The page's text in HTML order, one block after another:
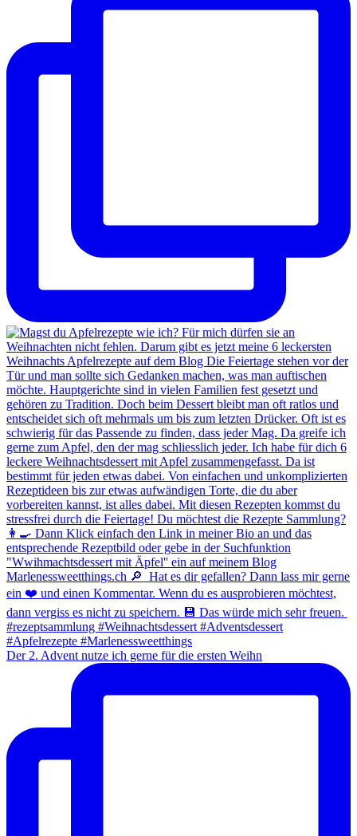
Der 2. Advent nutze ich gerne für die ersten Weihn